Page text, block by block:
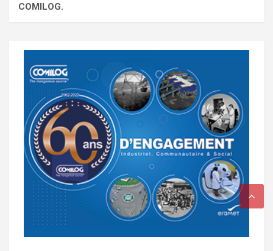
COMILOG.